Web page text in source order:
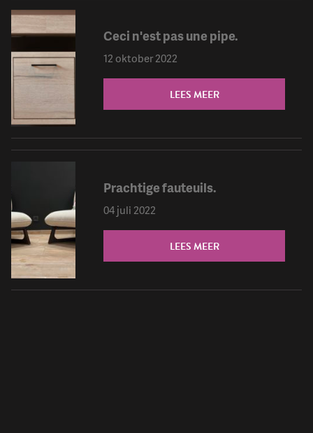
Ceci n'est pas une pipe.
12 oktober 2022
LEES MEER
Prachtige fauteuils.
04 juli 2022
LEES MEER